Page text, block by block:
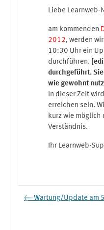
Liebe Learnweb-
am kommenden
2012, werden
10:30 Uhr ein
durchführen.
durchgeführt.
wie gewohnt
In dieser Zeit
erreichen sein.
kurz wie möglich
Verständnis.
Ihr Learnweb-
← Wartung/Update am